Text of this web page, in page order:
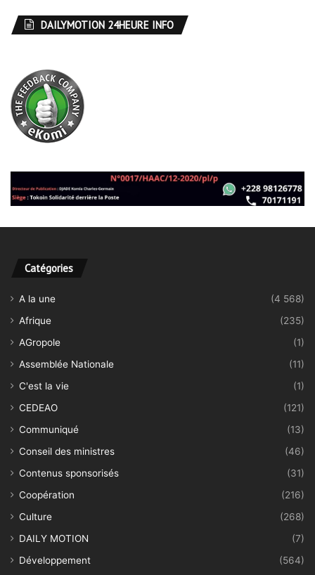
DAILYMOTION 24HEURE INFO
Catégories
A la une
(4 568)
Afrique
(235)
AGropole
(1)
Assemblée Nationale
(11)
C'est la vie
(1)
CEDEAO
(121)
Communiqué
(13)
Conseil des ministres
(46)
Contenus sponsorisés
(31)
Coopération
(216)
Culture
(268)
DAILY MOTION
(7)
Développement
(564)